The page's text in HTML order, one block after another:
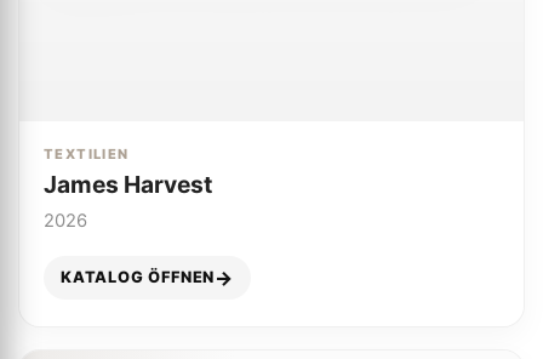
TEXTILIEN
James Harvest
2026
KATALOG ÖFFNEN